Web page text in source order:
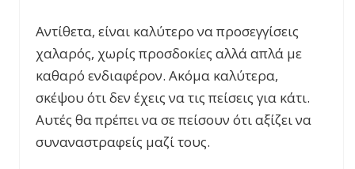
Αντίθετα, είναι καλύτερο να προσεγγίσεις
χαλαρός, χωρίς προσδοκίες αλλά απλά με
καθαρό ενδιαφέρον. Ακόμα καλύτερα,
σκέψου ότι δεν έχεις να τις πείσεις για κάτι.
Αυτές θα πρέπει να σε πείσουν ότι αξίζει να
συναναστραφείς μαζί τους.